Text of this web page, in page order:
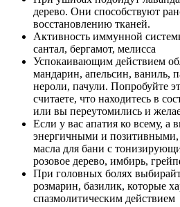
дерево. Они способствуют
восстановлению тканей.
Активность иммунной
сантал, бергамот, мелисса
Успокаивающим действием
мандарин, апельсин, ваниль,
нероли, пачули. Попробуйте
считаете, что находитесь в
или вы переутомились и
Если у вас апатия ко всему, а
энергичными и
масла для бани с
розовое дерево, имбирь,
При головных болях
розмарин, базилик, которые
спазмолитическим действием